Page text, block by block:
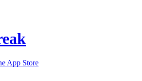
App Store